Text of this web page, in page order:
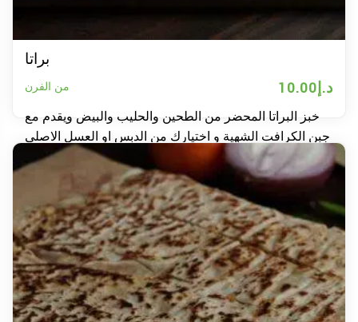
براتا
من الفرن د.إ10.00
خبز البراتا المحضر من الطحين والحليب والبيض ويقدم مع
جبن الكرافت الشهية و اختيارك من الدبس او العسل الاصلى